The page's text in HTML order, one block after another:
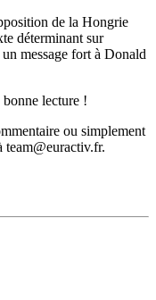
de la Hongrie
déterminant sur
message fort à Donald
lecture !
ou simplement
team@euractiv.fr.